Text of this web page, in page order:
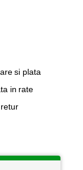
si plata
in rate